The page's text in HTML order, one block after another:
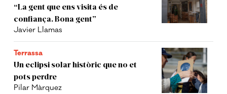
“La gent que ens visita és de
confiança. Bona gent”
Javier Llamas
Terrassa
Un eclipsi solar històric que no et
pots perdre
Pilar Màrquez